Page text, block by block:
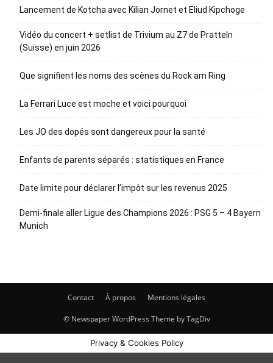
Lancement de Kotcha avec Kilian Jornet et Eliud Kipchoge
Vidéo du concert + setlist de Trivium au Z7 de Pratteln
(Suisse) en juin 2026
Que signifient les noms des scènes du Rock am Ring
La Ferrari Luce est moche et voici pourquoi
Les JO des dopés sont dangereux pour la santé
Enfants de parents séparés : statistiques en France
Date limite pour déclarer l’impôt sur les revenus 2025
Demi-finale aller Ligue des Champions 2026 : PSG 5 – 4 Bayern
Munich
Contact À propos Mentions légales
© Newspaper WordPress Theme by TagDiv
Privacy & Cookies Policy